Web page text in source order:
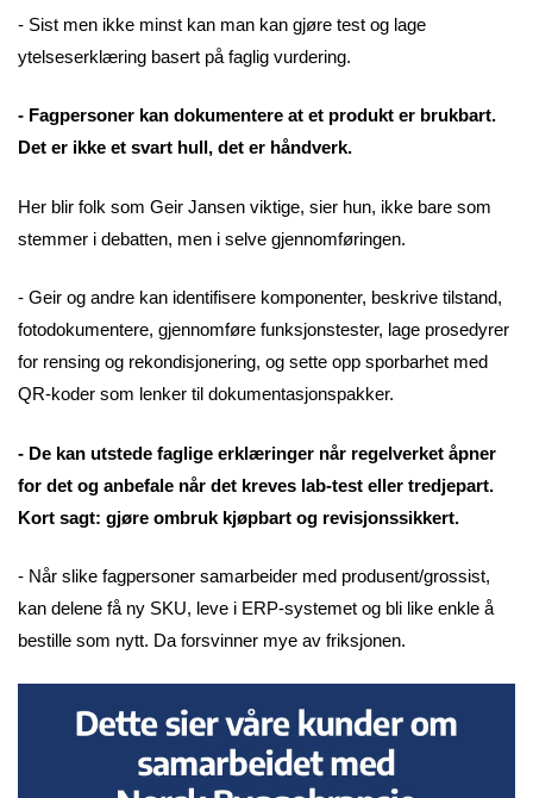
- Sist men ikke minst kan man kan gjøre test og lage
ytelseserklæring basert på faglig vurdering.
- Fagpersoner kan dokumentere at et produkt er brukbart.
Det er ikke et svart hull, det er håndverk.
Her blir folk som Geir Jansen viktige, sier hun, ikke bare som
stemmer i debatten, men i selve gjennomføringen.
- Geir og andre kan identifisere komponenter, beskrive tilstand,
fotodokumentere, gjennomføre funksjonstester, lage prosedyrer
for rensing og rekondisjonering, og sette opp sporbarhet med
QR-koder som lenker til dokumentasjonspakker.
- De kan utstede faglige erklæringer når regelverket åpner
for det og anbefale når det kreves lab-test eller tredjepart.
Kort sagt: gjøre ombruk kjøpbart og revisjonssikkert.
- Når slike fagpersoner samarbeider med produsent/grossist,
kan delene få ny SKU, leve i ERP-systemet og bli like enkle å
bestille som nytt. Da forsvinner mye av friksjonen.